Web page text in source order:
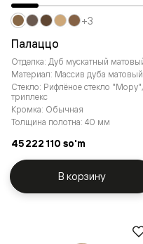
Палаццо
Отделка: Дуб мускатный
Материал: Массив дуба матовый
Стекло: Рифлёное стекло "Мору",
триплекс
Кромка: Обычная
Толщина полотна: 40 мм
45 222 110 so'm
+3
В корзину